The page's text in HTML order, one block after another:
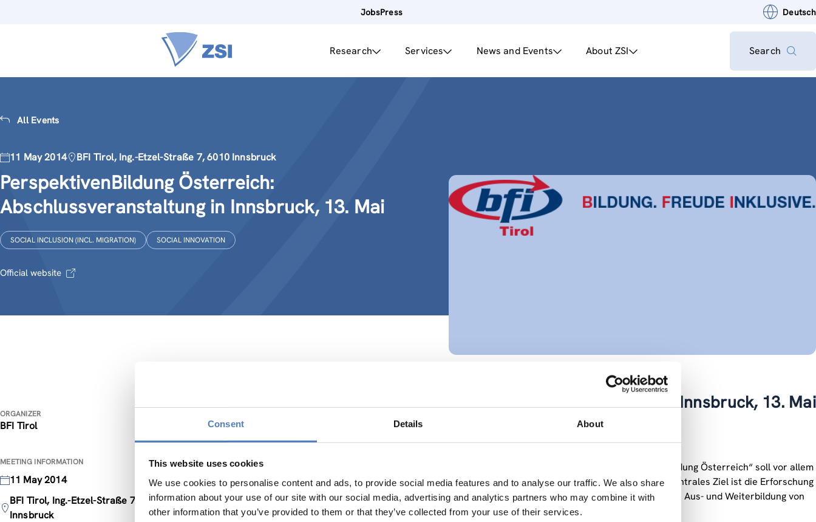
Consent Details About
This website uses cookies
We use cookies to personalise content and ads, to provide social media features and to analyse our traffic. We also share
information about your use of our site with our social media, advertising and analytics partners who may combine it with
other information that you’ve provided to them or that they’ve collected from your use of their services.
JobsPress Deutsch
Research Services News and Events About ZSI Search
All Events
11 May 2014 BFI Tirol, Ing.-Etzel-Straße 7, 6010 Innsbruck
PerspektivenBildung Österreich:
Abschlussveranstaltung in Innsbruck, 13. Mai
SOCIAL INCLUSION (INCL. MIGRATION) SOCIAL INNOVATION
Official website
ORGANIZER
BFI Tirol
MEETING INFORMATION
11 May 2014
BFI Tirol, Ing.-Etzel-Straße 7, 6010
Innsbruck
PerspektivenBildung Österreich: Abschlussveranstaltung in Innsbruck, 13. Mai
Zwischen Zwang & Selbstbestimmung
Das vom Bildungsministerium und vom Europäischen Sozialfonds geförderte Projekt „PerspektivenBildung Österreich“ soll vor allem
Jugendliche der zweiten Zuwanderungsgeneration bei der Bildungs- und Berufswahl unterstützen. Zentrales Ziel ist die Erforschung
von jugendlichen Lebens- und Lernwelten, um darauf aufbauend passgenaue neue Lernformate für die Aus- und Weiterbildung von
Jugendlichen entwickeln zu können. Das ZSI ist ein Partnerinstitut dieses Projekts.